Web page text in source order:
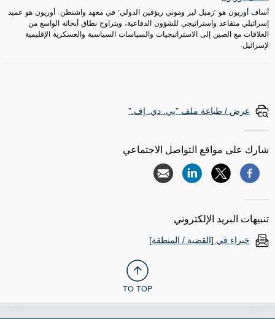
أساف أوريون هو "زميل ليز وموني ريؤفين الدولي" في معهد واشنطن. أوريون هو عميد
إسرائيلي متقاعد واستراتيجي للشؤون الدفاعية، ويتراوح نطاق أبحاثه الواسع من
العلاقات مع الصين إلى الاستراتيجيات والسياسات السياسية والعسكرية الإقليمية
لإسرائيل.
عرض / طباعة ملف "پي. دي. إف."
شارك على مواقع التواصل الاجتماعي
تنبيهات البريد الإلكتروني
خبراء في [القضية / المنطقة]
TO TOP